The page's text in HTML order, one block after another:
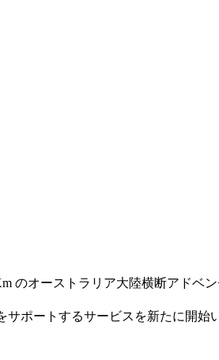
のオーストラリア大陸横断アドベ
ポートするサービスを新たに開始